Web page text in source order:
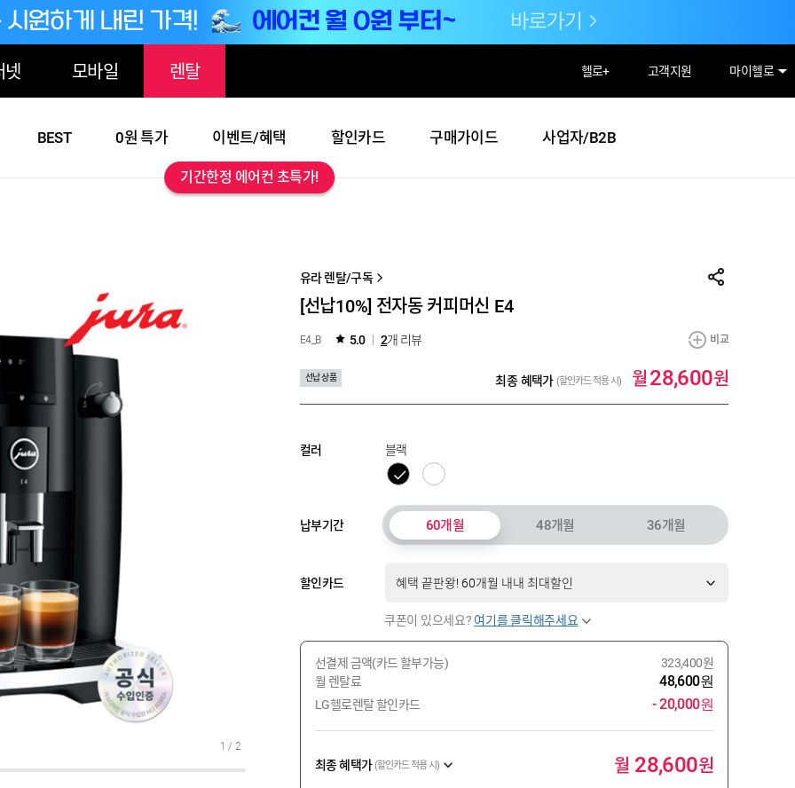
넷 모바일 렌탈 헬로+ 고객지원 마이헬로
BEST 0원 특가 이벤트/혜택
기간한정 에어컨 초특가!
할인카드 구매가이드 사업자/B2B
1 / 2
유라 렌탈/구독
[선납10%] 전자동 커피머신 E4
E4_B 5.0 2개 리뷰 비교
선납 상품 최종 혜택가 (할인카드 적용 시) 월28,600원
컬러 블랙
납부기간 60개월 48개월 36개월
할인카드 혜택 끝판왕! 60개월 내내 최대할인
쿠폰이 있으세요? 여기를 클릭해주세요
선결제 금액(카드 할부가능)
323,400원
월 렌탈료
48,600원
LG헬로렌탈 할인카드 - 20,000원
최종 혜택가 (할인카드 적용 시) 월 28,600원